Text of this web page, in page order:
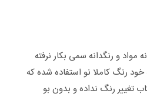
و رنگدانه سمی بکار نرفته
خود رنگ کاملا نو استفاده شده که
تغییر رنگ نداده و بدون بو